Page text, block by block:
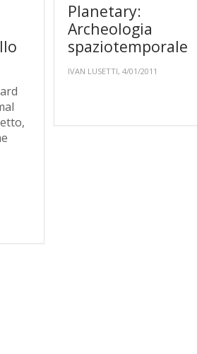
Planetary:
Archeologia
spaziotemporale
IVAN LUSETTI, 4/01/2011